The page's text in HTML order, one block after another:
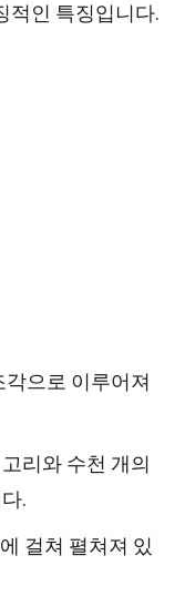
적인 특징입니다.
으로 이루어져
리와 수천 개의
.
걸쳐 펼쳐져 있